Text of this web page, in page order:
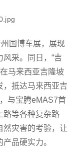
国博车展，展现
采。同日，“吉
马来西亚吉隆坡
，抵达马来西亚吉
与宝腾eMAS7首
路等各种复杂路
然灾害的考验，让
品硬实力。